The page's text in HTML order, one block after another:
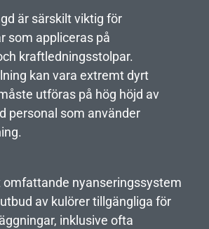
är särskilt viktig för
som appliceras på
kraftledningsstolpar.
kan vara extremt dyrt
utföras på hög höjd av
personal som använder
omfattande nyanseringssystem
av kulörer tillgängliga för
inklusive ofta